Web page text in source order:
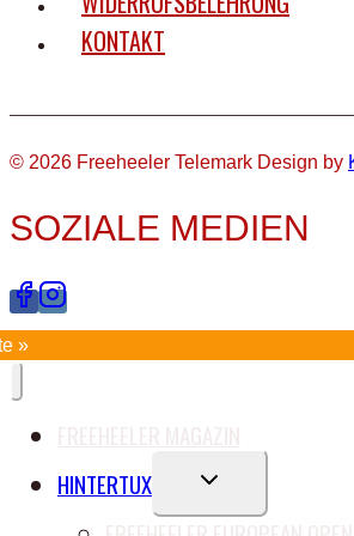
KONTAKT
© 2026 Freeheeler Telemark Design by
SOZIALE MEDIEN
»
HINTERTUX
UNTERMENÜ
UMSCHALTEN